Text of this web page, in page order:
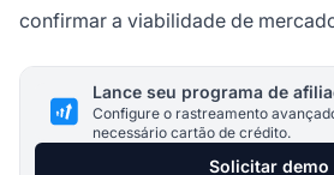
confirmar a viabilidade de
Lance seu programa de
Configure o rastreamento
necessário cartão de crédito.
Solicitar demo